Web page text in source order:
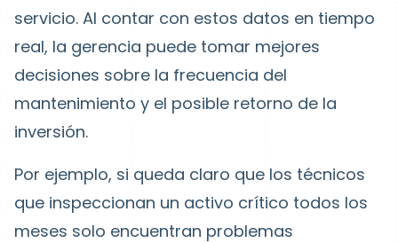
servicio. Al contar con estos datos en tiempo
real, la gerencia puede tomar mejores
decisiones sobre la frecuencia del
mantenimiento y el posible retorno de la
inversión.
Por ejemplo, si queda claro que los técnicos
que inspeccionan un activo crítico todos los
meses solo encuentran problemas